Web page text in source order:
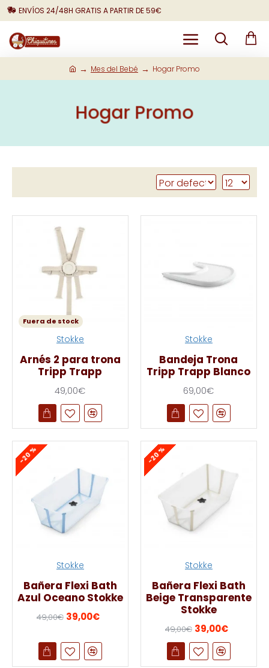
ENVÍOS 24/48H GRATIS A PARTIR DE 59€
Mes del Bebé Hogar Promo
Hogar Promo
Fuera de stock
Stokke
Arnés 2 para trona
Tripp Trapp
49,00€
Stokke
Bandeja Trona
Tripp Trapp Blanco
69,00€
-20 %
Stokke
Bañera Flexi Bath
Azul Oceano Stokke
49,00€ 39,00€
-20 %
Stokke
Bañera Flexi Bath
Beige Transparente
Stokke
49,00€ 39,00€